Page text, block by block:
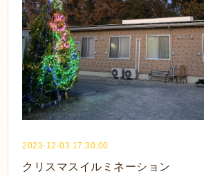
2023-12-03 17:30:00
クリスマスイルミネーション